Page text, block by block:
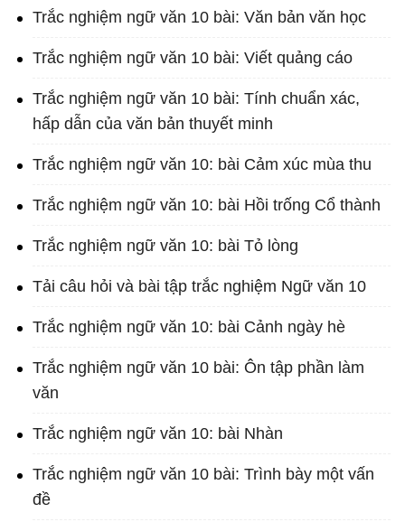
Trắc nghiệm ngữ văn 10 bài: Văn bản văn học
Trắc nghiệm ngữ văn 10 bài: Viết quảng cáo
Trắc nghiệm ngữ văn 10 bài: Tính chuẩn xác,
hấp dẫn của văn bản thuyết minh
Trắc nghiệm ngữ văn 10: bài Cảm xúc mùa thu
Trắc nghiệm ngữ văn 10: bài Hồi trống Cổ thành
Trắc nghiệm ngữ văn 10: bài Tỏ lòng
Tải câu hỏi và bài tập trắc nghiệm Ngữ văn 10
Trắc nghiệm ngữ văn 10: bài Cảnh ngày hè
Trắc nghiệm ngữ văn 10 bài: Ôn tập phần làm
văn
Trắc nghiệm ngữ văn 10: bài Nhàn
Trắc nghiệm ngữ văn 10 bài: Trình bày một vấn
đề